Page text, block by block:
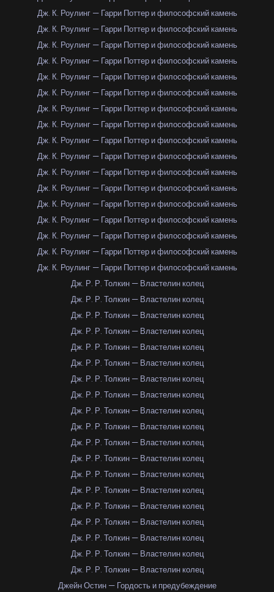
Дж. К. Роулинг — Гарри Поттер и философский камень
Дж. К. Роулинг — Гарри Поттер и философский камень
Дж. К. Роулинг — Гарри Поттер и философский камень
Дж. К. Роулинг — Гарри Поттер и философский камень
Дж. К. Роулинг — Гарри Поттер и философский камень
Дж. К. Роулинг — Гарри Поттер и философский камень
Дж. К. Роулинг — Гарри Поттер и философский камень
Дж. К. Роулинг — Гарри Поттер и философский камень
Дж. К. Роулинг — Гарри Поттер и философский камень
Дж. К. Роулинг — Гарри Поттер и философский камень
Дж. К. Роулинг — Гарри Поттер и философский камень
Дж. К. Роулинг — Гарри Поттер и философский камень
Дж. К. Роулинг — Гарри Поттер и философский камень
Дж. К. Роулинг — Гарри Поттер и философский камень
Дж. К. Роулинг — Гарри Поттер и философский камень
Дж. К. Роулинг — Гарри Поттер и философский камень
Дж. К. Роулинг — Гарри Поттер и философский камень
Дж. Р. Р. Толкин — Властелин колец
Дж. Р. Р. Толкин — Властелин колец
Дж. Р. Р. Толкин — Властелин колец
Дж. Р. Р. Толкин — Властелин колец
Дж. Р. Р. Толкин — Властелин колец
Дж. Р. Р. Толкин — Властелин колец
Дж. Р. Р. Толкин — Властелин колец
Дж. Р. Р. Толкин — Властелин колец
Дж. Р. Р. Толкин — Властелин колец
Дж. Р. Р. Толкин — Властелин колец
Дж. Р. Р. Толкин — Властелин колец
Дж. Р. Р. Толкин — Властелин колец
Дж. Р. Р. Толкин — Властелин колец
Дж. Р. Р. Толкин — Властелин колец
Дж. Р. Р. Толкин — Властелин колец
Дж. Р. Р. Толкин — Властелин колец
Дж. Р. Р. Толкин — Властелин колец
Дж. Р. Р. Толкин — Властелин колец
Дж. Р. Р. Толкин — Властелин колец
Джейн Остин — Гордость и предубеждение